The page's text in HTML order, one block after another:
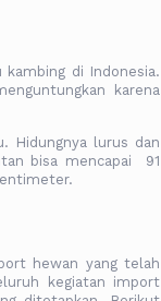
di Indonesia.
karena
Hidungnya lurus dan
bisa mencapai 91
hewan yang telah
kegiatan import